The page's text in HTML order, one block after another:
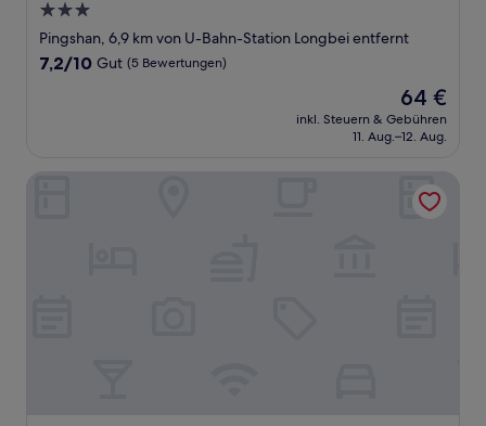
3.0-
Sterne-
Unterkunft
Pingshan, 6,9 km von U-Bahn-Station Longbei entfernt
7.2
7,2/10 Gut (5 Bewertungen)
Der
Preis
beträgt
64 €
inkl. Steuern & Gebühren
11. Aug.–12. Aug.